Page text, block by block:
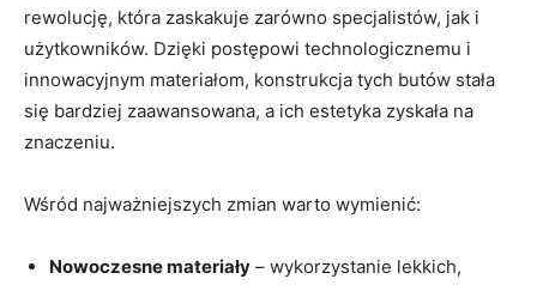
rewolucję, która zaskakuje zarówno specjalistów, jak i
użytkowników. Dzięki postępowi technologicznemu i
innowacyjnym materiałom, konstrukcja tych butów stała
się bardziej zaawansowana, a ich estetyka zyskała na
znaczeniu.
Wśród najważniejszych zmian warto wymienić:
Nowoczesne materiały – wykorzystanie lekkich,